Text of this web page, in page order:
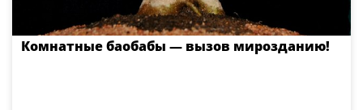
Комнатные баобабы — вызов мирозданию!